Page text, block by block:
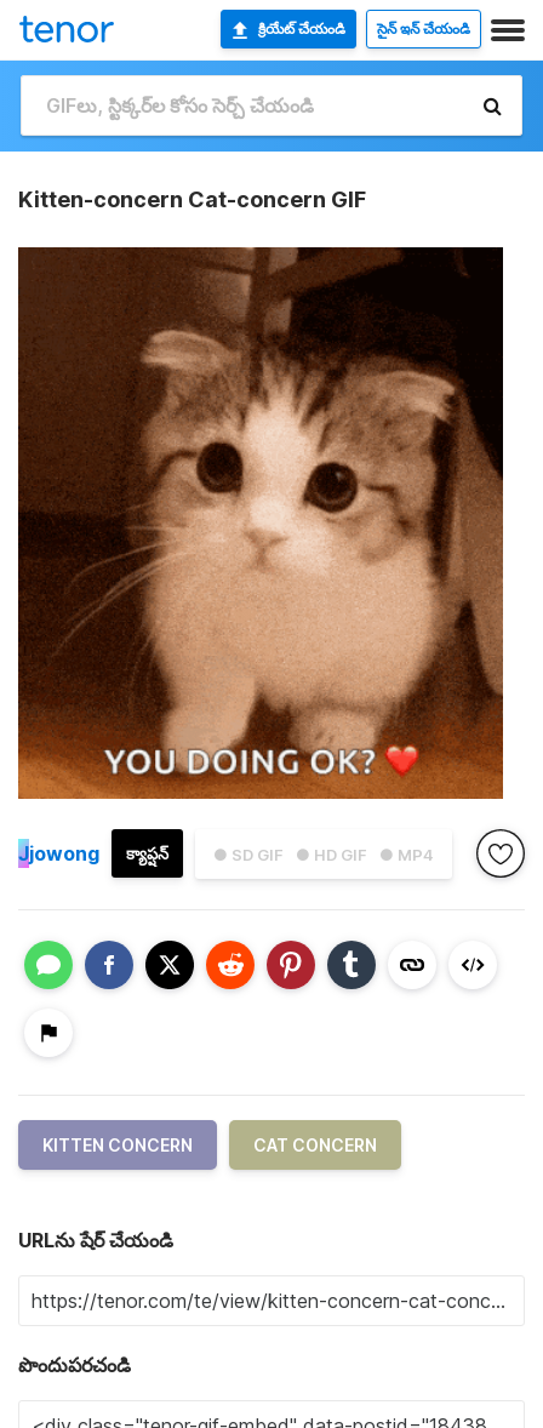
క్రియేట్ చేయండి సైన్ ఇన్ చేయండి
Kitten-concern Cat-concern GIF
● SD GIF ● HD GIF ● MP4
క్యాప్షన్
Jjowong
KITTEN CONCERN CAT CONCERN
URLను షేర్ చేయండి
పొందుపరచండి